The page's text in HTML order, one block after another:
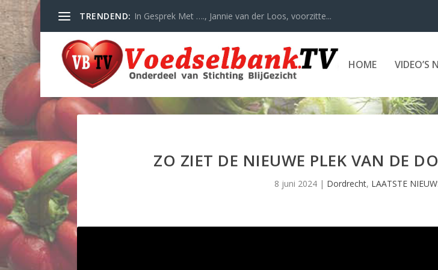
TRENDEND: In Gesprek Met …., Jannie van der Loos, voorzitte...
HOME VIDEO’S
ZO ZIET DE NIEUWE PLEK VAN DE
8 juni 2024 | Dordrecht, LAATSTE